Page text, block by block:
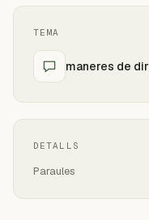
TEMA
maneres de dir
DETALLS
Paraules